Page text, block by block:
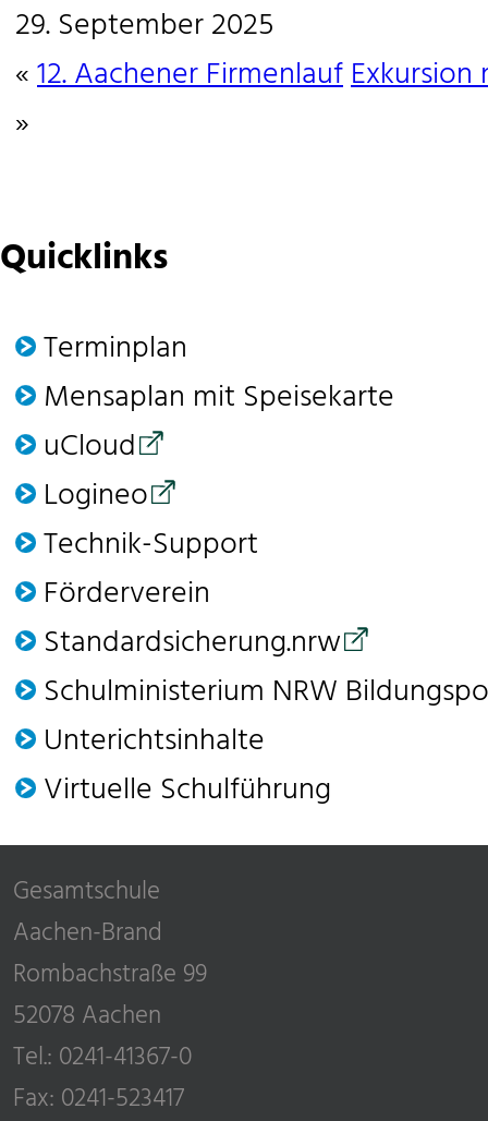
29. September 2025
«12. Aachener FirmenlaufExkursion
»
Quicklinks
Terminplan
Mensaplan mit Speisekarte
uCloud
Logineo
Technik-Support
Förder­verein
Standardsicherung.nrw
Schulministerium NRW
Unterichtsinhalte
Virtuelle Schulführung
Gesamtschule
Aachen-Brand
Rombachstraße 99
52078 Aachen
Tel.: 0241-41367-0
Fax: 0241-523417